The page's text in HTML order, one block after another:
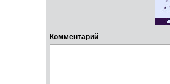
Комментарий